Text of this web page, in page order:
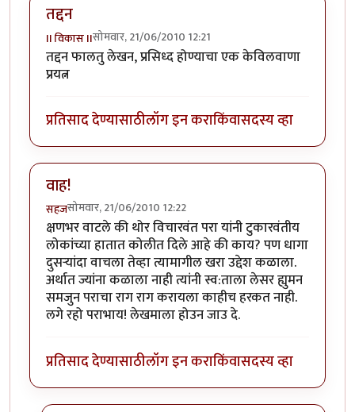
तद्दन
II विकास IIसोमवार, 21/06/2010 12:21
तद्दन फालतु लेखन, प्रसिध्द होण्याचा एक केविलवाणा
प्रयत्न
प्रतिसाद देण्यासाठीलॉग इन कराकिंवासदस्य व्हा
वाह!
सहजसोमवार, 21/06/2010 12:22
क्षणभर वाटले की थोर विचारवंत परा यांनी टुकारवंतीय
लोकांच्या हातात कोलीत दिले आहे की काय? पण धागा
दुसर्‍यांदा वाचला तेव्हा त्यामागील खरा उद्देश कळाला.
अर्थात ज्यांना कळाला नाही त्यांनी स्व:ताला लेसर ह्युमन
समजुन पराचा राग राग करायला काहीच हरकत नाही.
लगे रहो पराभाय! लेखमाला होउन जाउ दे.
प्रतिसाद देण्यासाठीलॉग इन कराकिंवासदस्य व्हा